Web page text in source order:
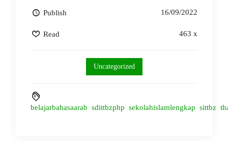
Publish 16/09/2022
Read 463 x
Uncategorized
belajarbahasaarab sdittbzphp sekolahislamlengkap sittbz